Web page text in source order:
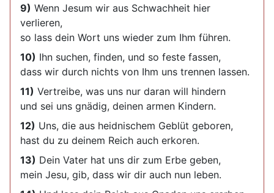
9) Wenn Jesum wir aus Schwachheit hier
verlieren,
so lass dein Wort uns wieder zum Ihm führen.
10) Ihn suchen, finden, und so feste fassen,
dass wir durch nichts von Ihm uns trennen lassen.
11) Vertreibe, was uns nur daran will hindern
und sei uns gnädig, deinen armen Kindern.
12) Uns, die aus heidnischem Geblüt geboren,
hast du zu deinem Reich auch erkoren.
13) Dein Vater hat uns dir zum Erbe geben,
mein Jesu, gib, dass wir dir auch nun leben.